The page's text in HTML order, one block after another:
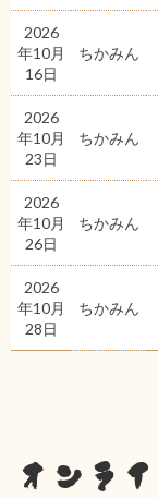
2026
年10月
16日
ちかみん
2026
年10月
23日
ちかみん
2026
年10月
26日
ちかみん
2026
年10月
28日
ちかみん
オンラ